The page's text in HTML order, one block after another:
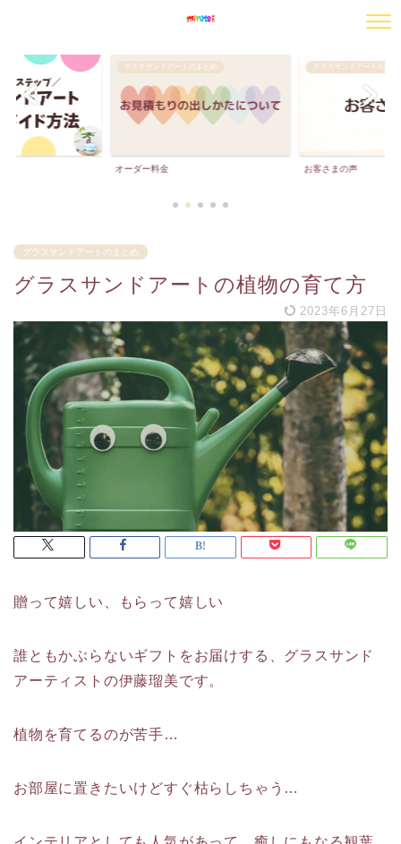
グラスサンドアートのまとめ
オーダー料金
グラスサンドアートのまと
お客さまの声
グラスサンドアートのまとめ
グラスサンドアートの植物の育て方
2023年6月27日
贈って嬉しい、もらって嬉しい
誰ともかぶらないギフトをお届けする、グラスサンド
アーティストの伊藤瑠美です。
植物を育てるのが苦手…
お部屋に置きたいけどすぐ枯らしちゃう…